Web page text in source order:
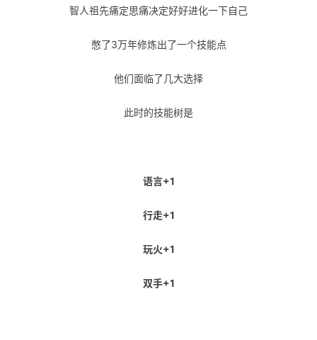
智人祖先痛定思痛决定好好进化一下自己
憋了3万年修炼出了一个技能点
他们面临了几大选择
此时的技能树是
语言+1
行走+1
玩火+1
双手+1